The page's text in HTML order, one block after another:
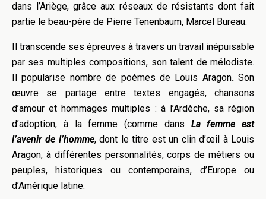
dans l’Ariège, grâce aux réseaux de résistants dont fait
partie le beau-père de Pierre Tenenbaum, Marcel Bureau.
Il transcende ses épreuves à travers un travail inépuisable
par ses multiples compositions, son talent de mélodiste.
Il popularise nombre de poèmes de Louis Aragon. Son
œuvre se partage entre textes engagés, chansons
d’amour et hommages multiples : à l’Ardèche, sa région
d’adoption, à la femme (comme dans La femme est
l’avenir de l’homme, dont le titre est un clin d’œil à Louis
Aragon, à différentes personnalités, corps de métiers ou
peuples, historiques ou contemporains, d’Europe ou
d’Amérique latine.